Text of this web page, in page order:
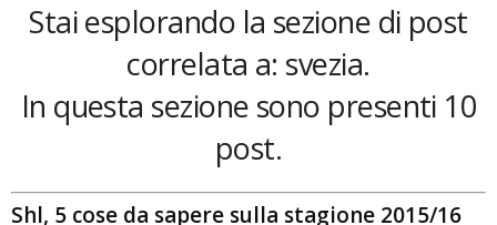
Stai esplorando la sezione di post
correlata a: svezia.
In questa sezione sono presenti 10
post.
Shl, 5 cose da sapere sulla stagione 2015/16